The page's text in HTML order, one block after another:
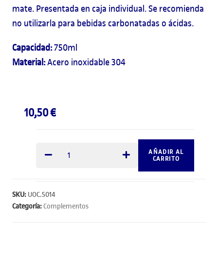
mate. Presentada en caja individual. Se recomienda
no utilizarla para bebidas carbonatadas o ácidas.
Capacidad:750ml
Material:Acero inoxidable 304
10,50€
AÑADIR AL
CARRITO
SKU: UOC.5014
Categoría: Complementos